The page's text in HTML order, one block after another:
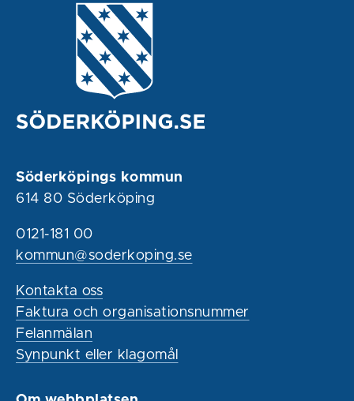
Söderköpings kommun
614 80 Söderköping
0121-181 00
kommun@soderkoping.se
Kontakta oss
Faktura och organisationsnummer
Felanmälan
Synpunkt eller klagomål